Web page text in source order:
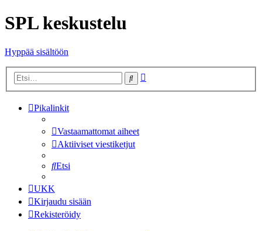
SPL keskustelu
Hyppää sisältöön
Etsi
Pikalinkit
Vastaamattomat aiheet
Aktiiviset viestiketjut
Etsi
UKK
Kirjaudu sisään
Rekisteröidy